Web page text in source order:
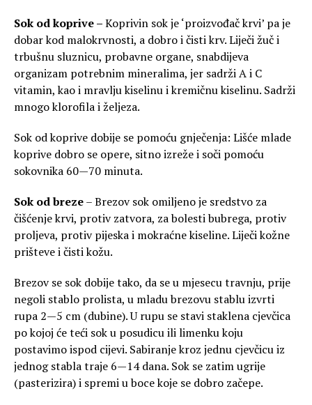
Sok od koprive –Koprivin sok je ‘proizvođač krvi’ pa je
dobar kod malokrvnosti, a dobro i čisti krv. Liječi žuč i
trbušnu sluznicu, probavne organe, snabdijeva
organizam potrebnim mineralima, jer sadrži A i C
vitamin, kao i mravlju kiselinu i kremičnu kiselinu. Sadrži
mnogo klorofila i željeza.
Sok od koprive dobije se pomoću gnječenja: Lišće mlade
koprive dobro se opere, sitno izreže i soči pomoću
sokovnika 60—70 minuta.
Sok od breze– Brezov sok omiljeno je sredstvo za
čišćenje krvi, protiv zatvora, za bolesti bubrega, protiv
proljeva, protiv pijeska i mokraćne kiseline. Liječi kožne
prišteve i čisti kožu.
Brezov se sok dobije tako, da se u mjesecu travnju, prije
negoli stablo prolista, u mladu brezovu stablu izvrti
rupa 2—5 cm (dubine). U rupu se stavi staklena cjevčica
po kojoj će teći sok u posudicu ili limenku koju
postavimo ispod cijevi. Sabiranje kroz jednu cjevčicu iz
jednog stabla traje 6—14 dana. Sok se zatim ugrije
(pasterizira) i spremi u boce koje se dobro začepe.